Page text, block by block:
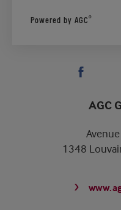
Powered by AGC®
AGC
1348